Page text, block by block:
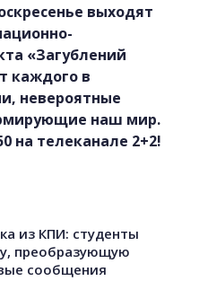
выходят
«Загублений
каждого в
невероятные
наш мир.
на телеканале 2+2!
из КПИ: студенты
преобразующую
сообщения